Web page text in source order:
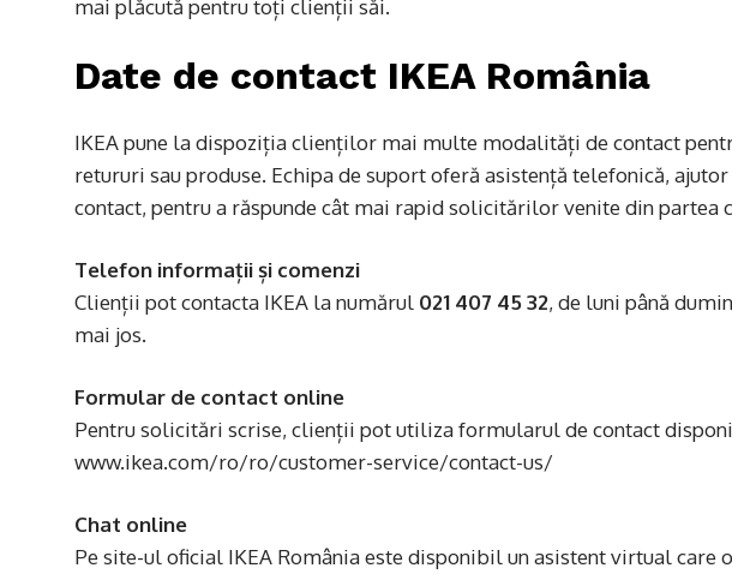
mai plăcută pentru toți clienții săi.
Date de contact IKEA România
IKEA pune la dispoziția clienților mai multe modalități de contact
retururi sau produse. Echipa de suport oferă asistență telefonică,
contact, pentru a răspunde cât mai rapid solicitărilor venite din partea
Telefon informații și comenzi
Clienții pot contacta IKEA la numărul 021 407 45 32, de luni până
mai jos.
Formular de contact online
Pentru solicitări scrise, clienții pot utiliza formularul de contact
www.ikea.com/ro/ro/customer-service/contact-us/
Chat online
Pe site-ul oficial IKEA România este disponibil un asistent virtual care